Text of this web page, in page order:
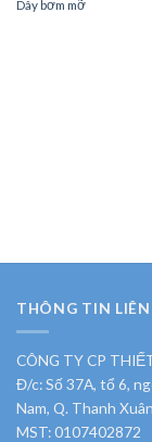
Dây bơm mỡ
THÔNG TIN LIÊN
CÔNG TY CP
Đ/c: Số 37A, tổ 6,
Nam, Q. Thanh
MST: 0107402872